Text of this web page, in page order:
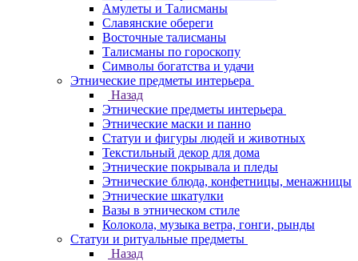
Амулеты и Талисманы
Славянские обереги
Восточные талисманы
Талисманы по гороскопу
Символы богатства и удачи
Этнические предметы интерьера
Назад
Этнические предметы интерьера
Этнические маски и панно
Статуи и фигуры людей и животных
Текстильный декор для дома
Этнические покрывала и пледы
Этнические блюда, конфетницы, менажницы
Этнические шкатулки
Вазы в этническом стиле
Колокола, музыка ветра, гонги, рынды
Статуи и ритуальные предметы
Назад